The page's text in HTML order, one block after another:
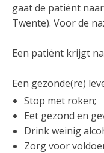
gaat de patiënt
Twente). Voor de
Een patiënt krijgt
Een gezonde(re)
Stop met roken;
Eet gezond en
Drink weinig
Zorg voor